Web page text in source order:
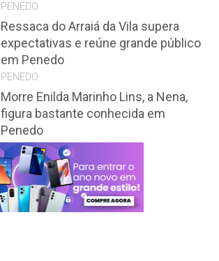
PENEDO
Ressaca do Arraiá da Vila supera
expectativas e reúne grande público
em Penedo
PENEDO
Morre Enilda Marinho Lins, a Nena,
figura bastante conhecida em
Penedo